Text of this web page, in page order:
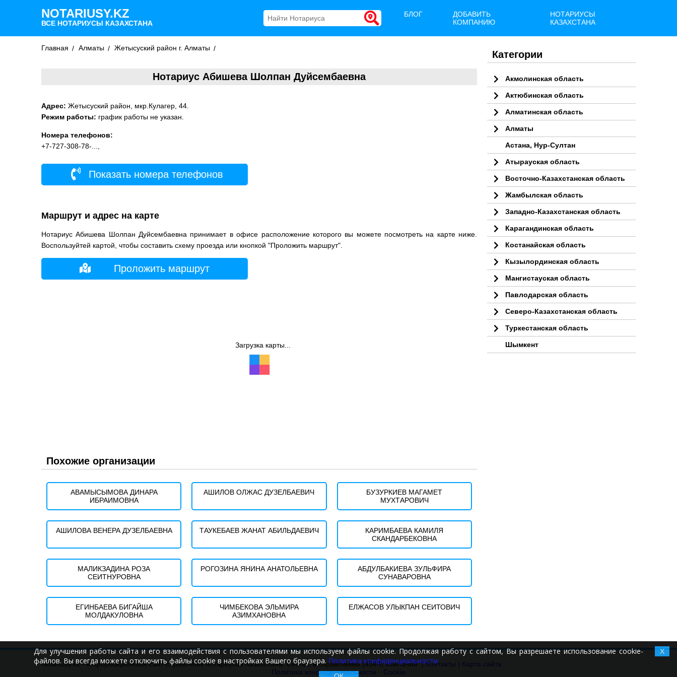
NOTARIUSY.KZ
ВСЕ НОТАРИУСЫ КАЗАХСТАНА
БЛОГ
ДОБАВИТЬ
КОМПАНИЮ
НОТАРИУСЫ
КАЗАХСТАНА
Главная Алматы Жетысуский район г. Алматы
Нотариус Абишева Шолпан Дуйсембаевна
Адрес: Жетысуский район, мкр.Кулагер, 44.
Режим работы: график работы не указан.
Номера телефонов:
+7-727-308-78-...,
Показать номера телефонов
Маршрут и адрес на карте
Нотариус Абишева Шолпан Дуйсембаевна принимает в офисе расположение которого вы можете посмотреть на карте ниже.
Воспользуйтей картой, чтобы составить схему проезда или кнопкой "Проложить маршрут".
Проложить маршрут
Загрузка карты...
Похожие организации
АВАМЫСЫМОВА ДИНАРА
ИБРАИМОВНА
АШИЛОВ ОЛЖАС ДУЗЕЛБАЕВИЧ
БУЗУРКИЕВ МАГАМЕТ
МУХТАРОВИЧ
АШИЛОВА ВЕНЕРА ДУЗЕЛБАЕВНА ТАУКЕБАЕВ ЖАНАТ АБИЛЬДАЕВИЧ
КАРИМБАЕВА КАМИЛЯ
СКАНДАРБЕКОВНА
МАЛИКЗАДИНА РОЗА
СЕИТНУРОВНА
РОГОЗИНА ЯНИНА АНАТОЛЬЕВНА
АБДУЛБАКИЕВА ЗУЛЬФИРА
СУНАВАРОВНА
ЕГИНБАЕВА БИГАЙША
МОЛДАКУЛОВНА
ЧИМБЕКОВА ЭЛЬМИРА
АЗИМХАНОВНА
ЕЛЖАСОВ УЛЫКПАН СЕИТОВИЧ
Категории
Акмолинская область
Актюбинская область
Алматинская область
Алматы
Астана, Нур-Султан
Атырауская область
Восточно-Казахстанская область
Жамбылская область
Западно-Казахстанская область
Карагандинская область
Костанайская область
Кызылординская область
Мангистауская область
Павлодарская область
Северо-Казахстанская область
Туркестанская область
Шымкент
Notariusy.kz - информационный сайт справочник нотариусов Казахстана. Сейчас в справочнике (4544) компаний. |Контакты
Карта сайта
Политика конфиденциальности
Cookie
Для улучшения работы сайта и его взаимодействия с пользователями мы используем файлы cookie. Продолжая работу с сайтом, Вы разрешаете использование cookie-
файлов. Вы всегда можете отключить файлы cookie в настройках Вашего браузера. Политика конфиденциальности
X